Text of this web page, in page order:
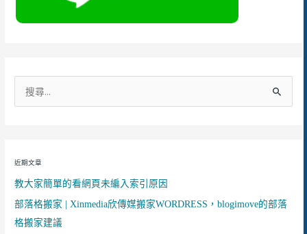
:
近期文章
教大家簡單的看網頁未編入索引原因
部落格搬家 | Xinmedia欣傳媒搬家WORDRESS，blogimove的部落
格搬家建議